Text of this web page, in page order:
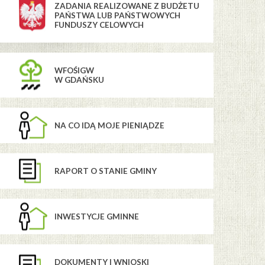
ZADANIA REALIZOWANE Z BUDŻETU
PAŃSTWA LUB PAŃSTWOWYCH
FUNDUSZY CELOWYCH
WFOŚIGW
W GDAŃSKU
NA CO IDĄ MOJE PIENIĄDZE
RAPORT O STANIE GMINY
INWESTYCJE GMINNE
DOKUMENTY I WNIOSKI